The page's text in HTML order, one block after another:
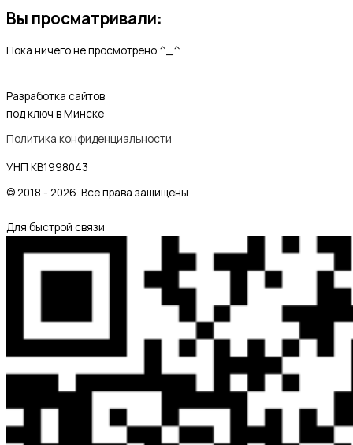
Вы просматривали:
Пока ничего не просмотрено ^_^
Разработка сайтов
под ключ в Минске
Политика конфиденциальности
УНП KB1998043
© 2018 - 2026. Все права защищены
Для быстрой связи